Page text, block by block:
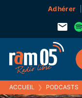
Adhérer
ACCUEIL ❯ PODCASTS